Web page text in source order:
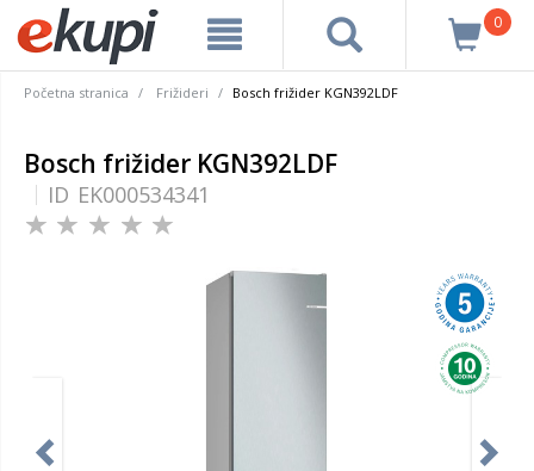
0
Početna stranica Frižideri Bosch frižider KGN392LDF
Bosch frižider KGN392LDF
ID EK000534341